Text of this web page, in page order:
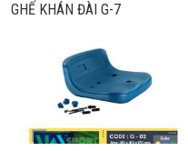
GHẾ KHÁN ĐÀI G-7